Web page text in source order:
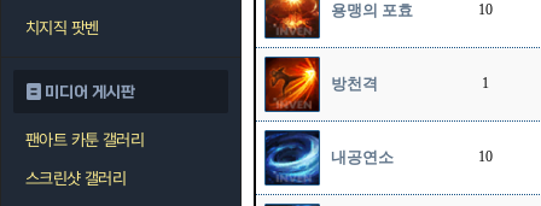
치지직 팟벤
미디어 게시판
팬아트 카툰 갤러리
스크린샷 갤러리
용맹의 포효 10
방천격 1
내공연소 10